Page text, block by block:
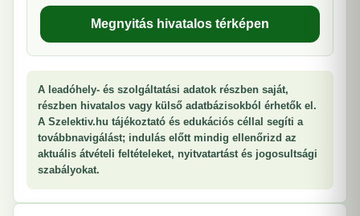
Megnyitás hivatalos térképen
A leadóhely- és szolgáltatási adatok részben saját,
részben hivatalos vagy külső adatbázisokból érhetők el.
A Szelektiv.hu tájékoztató és edukációs céllal segíti a
továbbnavigálást; indulás előtt mindig ellenőrizd az
aktuális átvételi feltételeket, nyitvatartást és jogosultsági
szabályokat.